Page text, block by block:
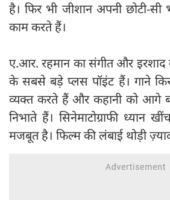
है। फिर भी जीशान अपनी छोटी-सी
काम करते हैं।
ए.आर. रहमान का संगीत और
के सबसे बड़े प्लस पॉइंट हैं। गाने
व्यक्त करते हैं और कहानी को आगे
निभाते हैं। सिनेमाटोग्राफी ध्यान
मजबूत है। फिल्म की लंबाई थोड़ी